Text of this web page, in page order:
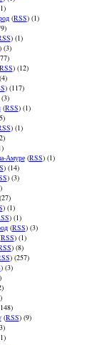
(RSS) (1)
) (1)
) (3)
) (12)
) (117)
(RSS) (1)
) (1)
Амуре(RSS) (1)
) (14)
) (3)
) (1)
) (1)
(RSS) (3)
RSS) (1)
) (8)
) (257)
) (3)
(RSS) (9)